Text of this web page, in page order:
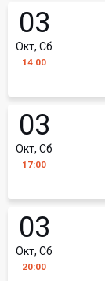
03
Окт, Сб
14:00
03
Окт, Сб
17:00
03
Окт, Сб
20:00